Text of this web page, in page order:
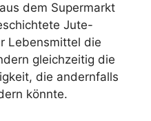
dem Supermarkt
Jute-
Lebensmittel die
gleichzeitig die
die andernfalls
könnte.